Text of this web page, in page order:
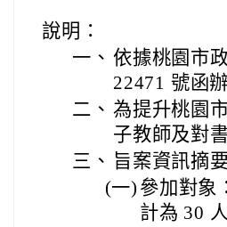
說明：
一、 依據桃園市
22471 號函
二、 為提升桃園
子教師及對
三、 旨案資訊摘
(一) 參加對象
計為 30